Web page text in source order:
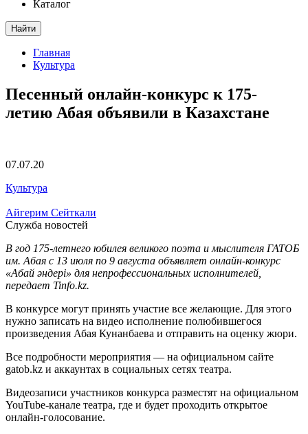
Каталог
Найти
Главная
Культура
Песенный онлайн-конкурс к 175-
летию Абая объявили в Казахстане
07.07.20
Культура
Айгерим Сейткали
Служба новостей
В год 175-летнего юбилея великого поэта и мыслителя ГАТОБ
им. Абая с 13 июля по 9 августа объявляет онлайн-конкурс
«Абай әндері» для непрофессиональных исполнителей,
передает Tinfo.kz.
В конкурсе могут принять участие все желающие. Для этого
нужно записать на видео исполнение полюбившегося
произведения Абая Кунанбаева и отправить на оценку жюри.
Все подробности мероприятия — на официальном сайте
gatob.kz и аккаунтах в социальных сетях театра.
Видеозаписи участников конкурса разместят на официальном
YouTube-канале театра, где и будет проходить открытое
онлайн-голосование.